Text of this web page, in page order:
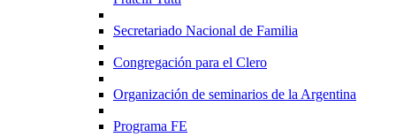
Secretariado Nacional de Familia
Congregación para el Clero
Organización de seminarios de la Argentina
Programa FE